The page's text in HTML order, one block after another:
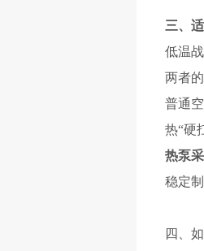
三、
低温
两者
普通
热“硬
热泵
稳定
四、